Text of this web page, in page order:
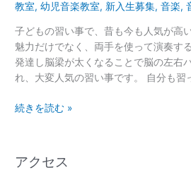
教室,幼児音楽教室, 新入生募集,音楽,
子どもの習い事で、昔も今も人気が高
魅力だけでなく、両手を使って演奏す
発達し脳梁が太くなることで脳の左右
れ、大変人気の習い事です。 自分も
お
続きを読む »
アクセス